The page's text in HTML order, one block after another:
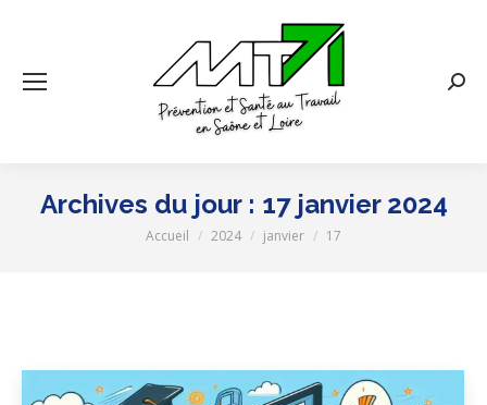
Archives du jour : 17 janvier 2024
Vous êtes ici :
Accueil 2024 janvier 17